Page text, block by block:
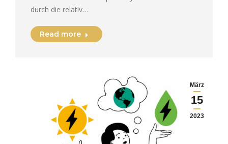
durch die relativ…
Read more
März
15
2023